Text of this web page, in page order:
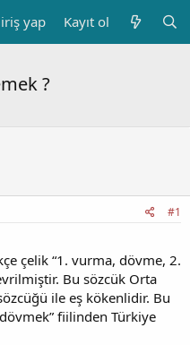
yap Kayıt ol
?
#1
çelik “1. vurma, dövme, 2.
Bu sözcük Orta
ile eş kökenlidir. Bu
fiilinden Türkiye